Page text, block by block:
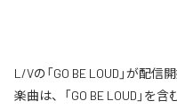
L/Vの「GO BE LOUD」が配
楽曲は、「GO BE LOUD」を